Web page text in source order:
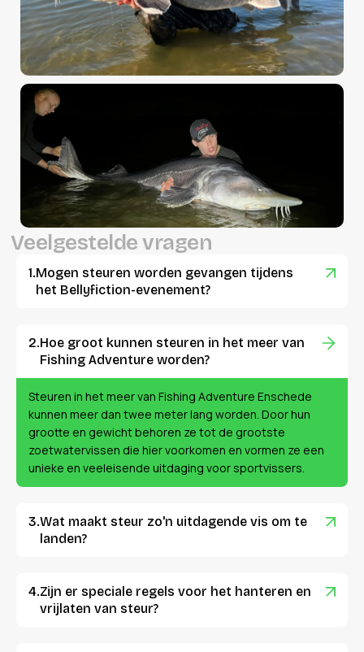
Veelgestelde vragen
Mogen steuren worden gevangen tijdens
het Bellyfiction-evenement?
Hoe groot kunnen steuren in het meer van
Fishing Adventure worden?
Steuren in het meer van Fishing Adventure Enschede
kunnen meer dan twee meter lang worden. Door hun
grootte en gewicht behoren ze tot de grootste
zoetwatervissen die hier voorkomen en vormen ze een
unieke en veeleisende uitdaging voor sportvissers.
Wat maakt steur zo'n uitdagende vis om te
landen?
Zijn er speciale regels voor het hanteren en
vrijlaten van steur?